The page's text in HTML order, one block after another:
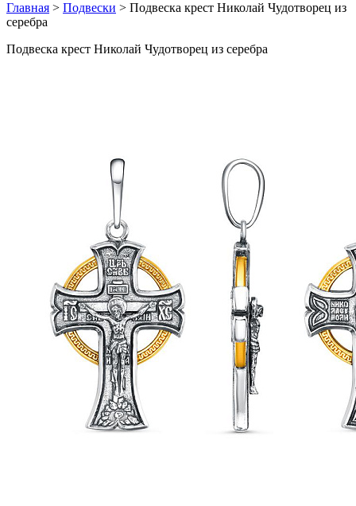
Главная > Подвески > Подвеска крест Николай Чудотворец из
серебра
Подвеска крест Николай Чудотворец из серебра